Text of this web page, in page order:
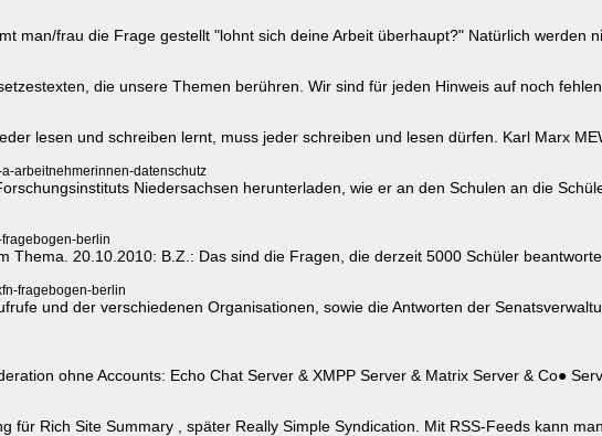
man/frau die Frage gestellt "lohnt sich deine Arbeit überhaupt?" Natürlich werden
die unsere Themen berühren. Wir sind für jeden Hinweis auf noch
lesen und schreiben lernt, muss jeder schreiben und lesen dürfen. Karl Marx
arbeitnehmerinnen-datenschutz
Niedersachsen herunterladen, wie er an den Schulen an die
berlin
20.10.2010: B.Z.: Das sind die Fragen, die derzeit 5000 Schüler
fragebogen-berlin
und der verschiedenen Organisationen, sowie die Antworten der
ohne Accounts: Echo Chat Server & XMPP Server & Matrix Server & Co●
für Rich Site Summary , später Really Simple Syndication. Mit RSS-Feeds kann